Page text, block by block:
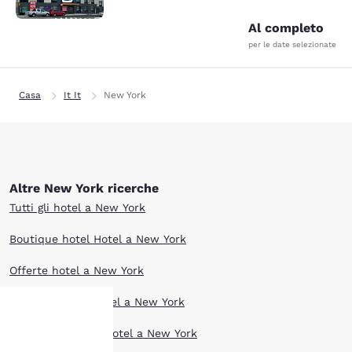
Al completo
per le date selezionate
Casa It It New York
Altre New York ricerche
Tutti gli hotel a New York
Boutique hotel Hotel a New York
Offerte hotel a New York
Extended Stay Hotel a New York
Animali ammessi Hotel a New York